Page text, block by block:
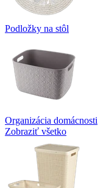
Podložky na stôl
Organizácia domácnosti
Zobraziť všetko